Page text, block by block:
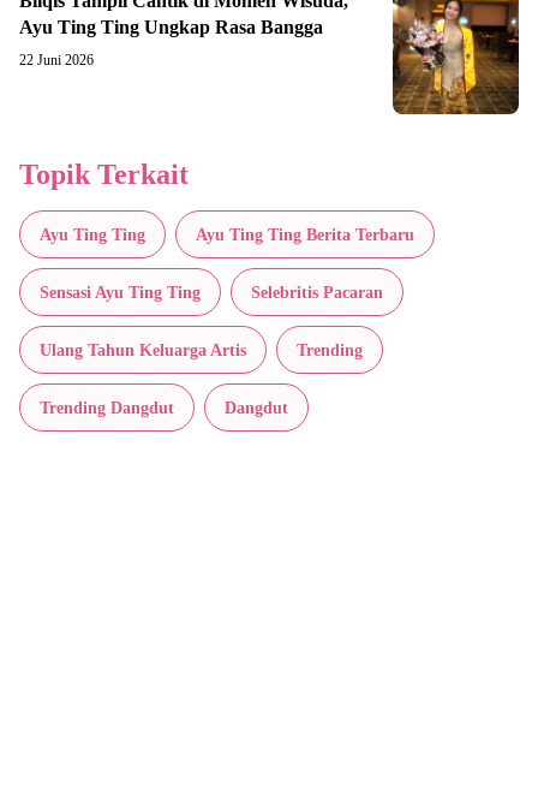
Ayu Ting Ting Ungkap Rasa Bangga
22 Juni 2026
Topik Terkait
Ayu Ting Ting Ayu Ting Ting Berita Terbaru
Sensasi Ayu Ting Ting Selebritis Pacaran
Ulang Tahun Keluarga Artis Trending
Trending Dangdut Dangdut